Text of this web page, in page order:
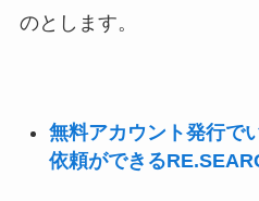
のとします。
無料アカウント発行で
依頼ができる